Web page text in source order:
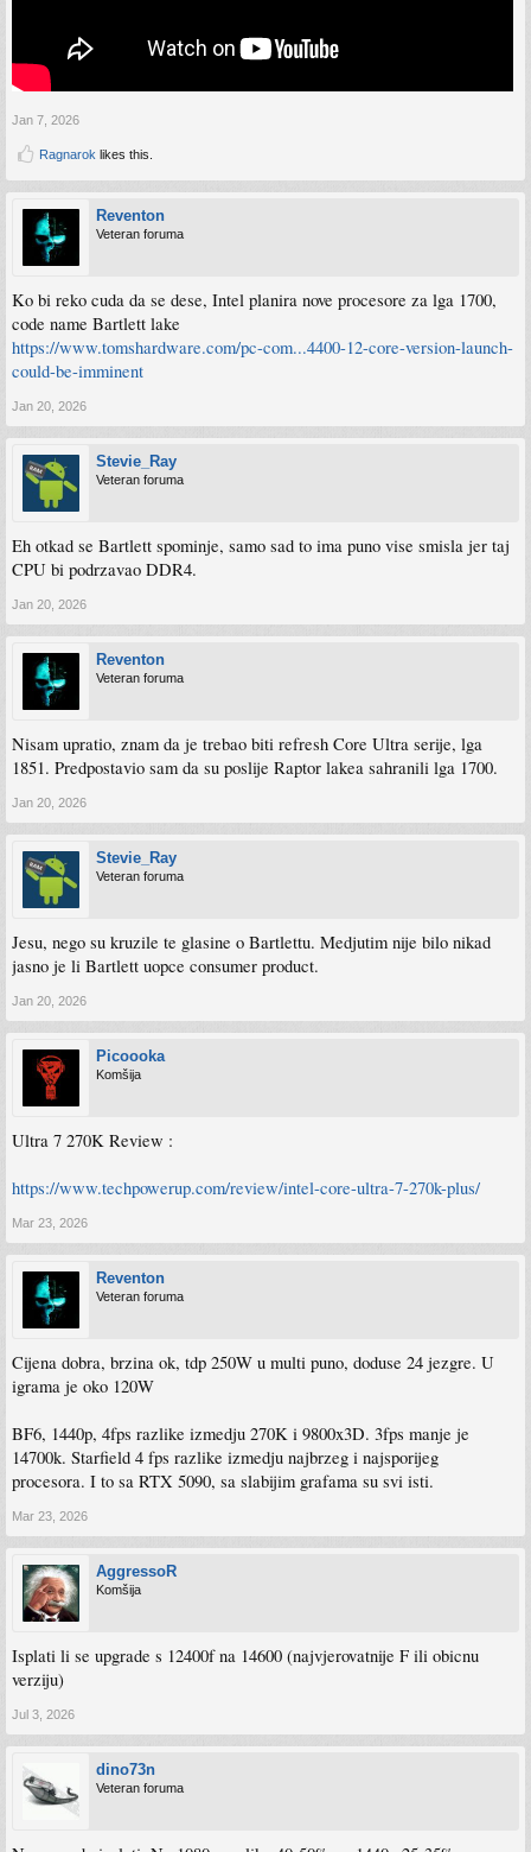
Jan 7, 2026
Ragnarok likes this.
Reventon
Veteran foruma
Ko bi reko cuda da se dese, Intel planira nove procesore za lga 1700,
code name Bartlett lake
https://www.tomshardware.com/pc-com...4400-12-core-version-launch-
could-be-imminent
Jan 20, 2026
Stevie_Ray
Veteran foruma
Eh otkad se Bartlett spominje, samo sad to ima puno vise smisla jer taj
CPU bi podrzavao DDR4.
Jan 20, 2026
Reventon
Veteran foruma
Nisam upratio, znam da je trebao biti refresh Core Ultra serije, lga
1851. Predpostavio sam da su poslije Raptor lakea sahranili lga 1700.
Jan 20, 2026
Stevie_Ray
Veteran foruma
Jesu, nego su kruzile te glasine o Bartlettu. Medjutim nije bilo nikad
jasno je li Bartlett uopce consumer product.
Jan 20, 2026
Picoooka
Komšija
Ultra 7 270K Review :
https://www.techpowerup.com/review/intel-core-ultra-7-270k-plus/
Mar 23, 2026
Reventon
Veteran foruma
Cijena dobra, brzina ok, tdp 250W u multi puno, doduse 24 jezgre. U
igrama je oko 120W
BF6, 1440p, 4fps razlike izmedju 270K i 9800x3D. 3fps manje je
14700k. Starfield 4 fps razlike izmedju najbrzeg i najsporijeg
procesora. I to sa RTX 5090, sa slabijim grafama su svi isti.
Mar 23, 2026
AggressoR
Komšija
Isplati li se upgrade s 12400f na 14600 (najvjerovatnije F ili obicnu
verziju)
Jul 3, 2026
dino73n
Veteran foruma